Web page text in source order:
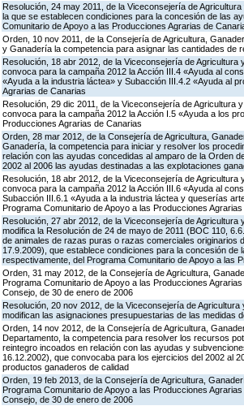
Resolución, 24 may 2011, de la Viceconsejería de
la que se establecen condiciones para la concesión de las
Comunitario de Apoyo a las Producciones Agrarias de
Orden, 10 nov 2011, de la Consejería de Agricultura,
y Ganadería la competencia para asignar las cantidades de
Resolución, 18 abr 2012, de la Viceconsejería de
convoca para la campaña 2012 la Acción III.4 «Ayuda al
«Ayuda a la industria láctea» y Subacción III.4.2 «Ayuda al
Agrarias de Canarias
Resolución, 29 dic 2011, de la Viceconsejería de
convoca para la campaña 2012 la Acción I.5 «Ayuda a los
Producciones Agrarias de Canarias
Orden, 28 mar 2012, de la Consejería de Agricultura,
Ganadería, la competencia para iniciar y resolver los
relación con las ayudas concedidas al amparo de la Orden
2002 al 2006 las ayudas destinadas a las explotaciones
Resolución, 18 abr 2012, de la Viceconsejería de
convoca para la campaña 2012 la Acción III.6 «Ayuda al
Subacción III.6.1 «Ayuda a la industria láctea y queserías
Programa Comunitario de Apoyo a las Producciones
Resolución, 27 abr 2012, de la Viceconsejería de
modifica la Resolución de 24 de mayo de 2011 (BOC 110,
de animales de razas puras o razas comerciales originarios
17.9.2009), que establece condiciones para la concesión
respectivamente, del Programa Comunitario de Apoyo a las
Orden, 31 may 2012, de la Consejería de Agricultura,
Programa Comunitario de Apoyo a las Producciones
Consejo, de 30 de enero de 2006
Resolución, 20 nov 2012, de la Viceconsejería de
modifican las asignaciones presupuestarias de las medidas
Orden, 14 nov 2012, de la Consejería de Agricultura,
Departamento, la competencia para resolver los recursos
reintegro incoados en relación con las ayudas y
16.12.2002), que convocaba para los ejercicios del 2002 al
productos ganaderos de calidad
Orden, 19 feb 2013, de la Consejería de Agricultura,
Programa Comunitario de Apoyo a las Producciones
Consejo, de 30 de enero de 2006